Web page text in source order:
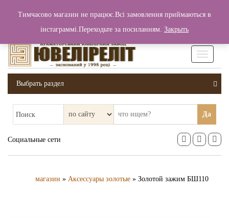
Вход / Регистрация 0 грн.
Выбрать раздел
Поиск Да
Социальные сети
магазин » Аксессуары золотые » Золотой зажим БШ110
Тимчасово магазин не працює.Всі замовлення приймаються в
інстаграммі.Переходьте за посиланням. Закрыть